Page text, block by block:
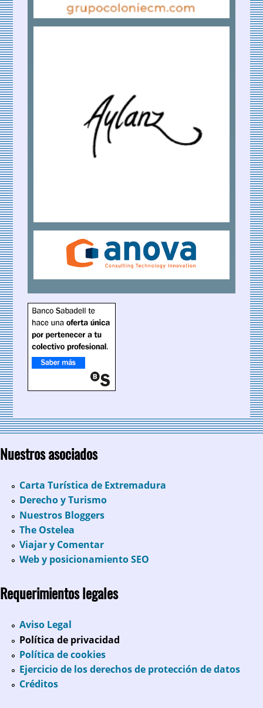
Nuestros asociados
Carta Turística de Extremadura
Derecho y Turismo
Nuestros Bloggers
The Ostelea
Viajar y Comentar
Web y posicionamiento SEO
Requerimientos legales
Aviso Legal
Política de privacidad
Política de cookies
Ejercicio de los derechos de protección de datos
Créditos